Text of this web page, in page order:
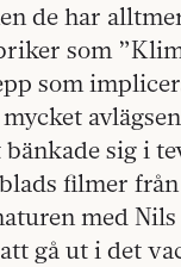
de har
som
som
sig i
filmer
med
gå ut i det